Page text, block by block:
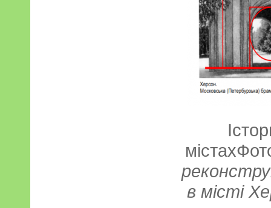
в місті